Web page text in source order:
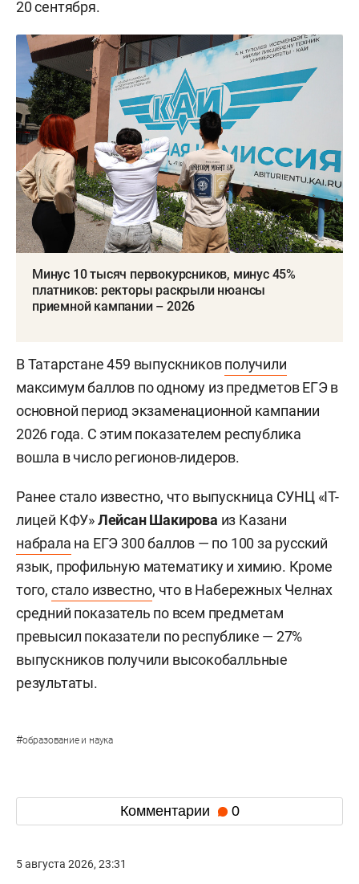
20 сентября.
Минус 10 тысяч первокурсников, минус 45%
платников: ректоры раскрыли нюансы
приемной кампании – 2026
В Татарстане 459 выпускниковполучили
максимум баллов по одному из предметов ЕГЭ в
основной период экзаменационной кампании
2026 года. С этим показателем республика
вошла в число регионов-лидеров.
Ранее стало известно, что выпускница СУНЦ «IT-
лицей КФУ»Лейсан Шакирова из Казани
набрала на ЕГЭ 300 баллов — по 100 за русский
язык, профильную математику и химию. Кроме
того, стало известно, что в Набережных Челнах
средний показатель по всем предметам
превысил показатели по республике — 27%
выпускников получили высокобалльные
результаты.
#образование и наука
Комментарии 0
5 августа 2026, 23:31